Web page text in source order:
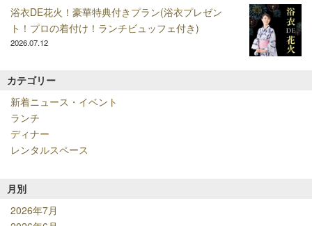
浴衣DE花火！豪華特典付きプラン(浴衣プレゼン
ト！プロの着付け！ランチビュッフェ付き)
2026.07.12
カテゴリー
新着ニュース・イベント
ランチ
ディナー
レンタルスペース
月別
2026年7月